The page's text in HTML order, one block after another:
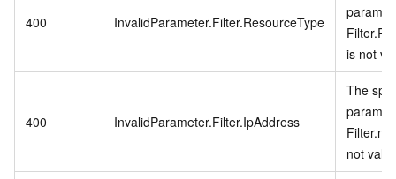
400 InvalidParameter.Filter.ResourceType
is not
400 InvalidParameter.Filter.IpAddress
The
not valid.